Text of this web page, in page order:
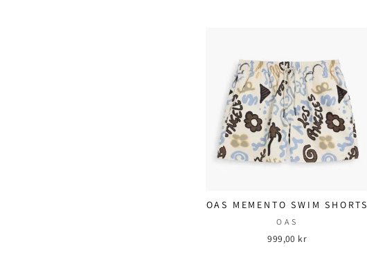
OAS MEMENTO SWIM SHORTS
OAS
999,00 kr